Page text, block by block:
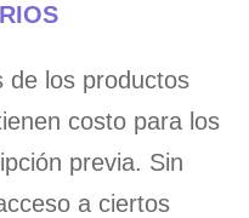
de los productos
costo para los
previa. Sin
a ciertos